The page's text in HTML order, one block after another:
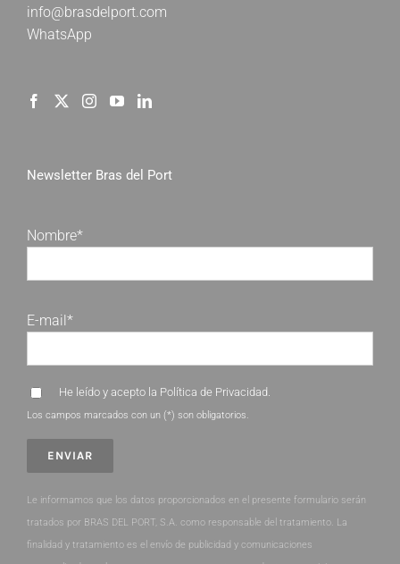
info@brasdelport.com
WhatsApp
Newsletter Bras del Port
Nombre*
E-mail*
He leído y acepto la Política de Privacidad.
Los campos marcados con un (*) son obligatorios.
Le informamos que los datos proporcionados en el presente formulario serán
tratados por BRAS DEL PORT, S.A. como responsable del tratamiento. La
finalidad y tratamiento es el envío de publicidad y comunicaciones